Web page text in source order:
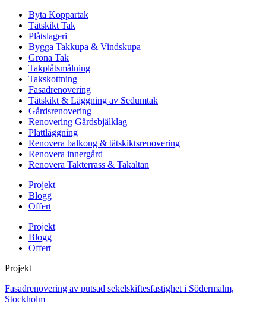
Byta Koppartak
Tätskikt Tak
Plåtslageri
Bygga Takkupa & Vindskupa
Gröna Tak
Takplåtsmålning
Takskottning
Fasadrenovering
Tätskikt & Läggning av Sedumtak
Gårdsrenovering
Renovering Gårdsbjälklag
Plattläggning
Renovera balkong & tätskiktsrenovering
Renovera innergård
Renovera Takterrass & Takaltan
Projekt
Blogg
Offert
Projekt
Blogg
Offert
Projekt
Fasadrenovering av putsad sekelskiftesfastighet i Södermalm,
Stockholm